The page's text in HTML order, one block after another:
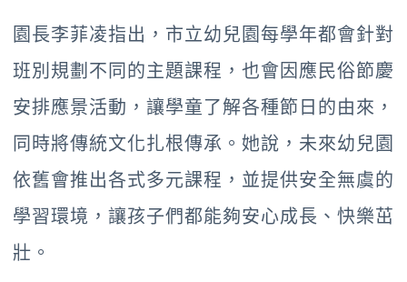
園長李菲凌指出，市立幼兒園每學年都會針對
班別規劃不同的主題課程，也會因應民俗節慶
安排應景活動，讓學童了解各種節日的由來，
同時將傳統文化扎根傳承。她說，未來幼兒園
依舊會推出各式多元課程，並提供安全無虞的
學習環境，讓孩子們都能夠安心成長、快樂茁
壯。